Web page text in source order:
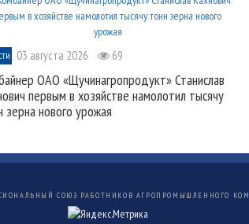
03 августа 2026 69
ОАО «Щучинагропродукт» Станислав
первым в хозяйстве намолотил тысячу
зерна нового урожая
СОЮЗ РАБОТНИКОВ АГРОПРОМЫШЛЕННОГО